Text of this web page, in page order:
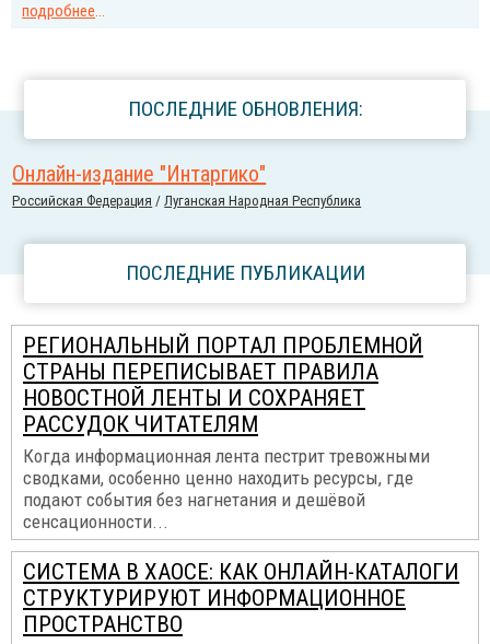
подробнее...
ПОСЛЕДНИЕ ОБНОВЛЕНИЯ:
Онлайн-издание "Интаргико"
Российcкая Федерация /Луганская Народная Республика
ПОСЛЕДНИЕ ПУБЛИКАЦИИ
РЕГИОНАЛЬНЫЙ ПОРТАЛ ПРОБЛЕМНОЙ
СТРАНЫ ПЕРЕПИСЫВАЕТ ПРАВИЛА
НОВОСТНОЙ ЛЕНТЫ И СОХРАНЯЕТ
РАССУДОК ЧИТАТЕЛЯМ
Когда информационная лента пестрит тревожными
сводками, особенно ценно находить ресурсы, где
подают события без нагнетания и дешёвой
сенсационности...
СИСТЕМА В ХАОСЕ: КАК ОНЛАЙН-КАТАЛОГИ
СТРУКТУРИРУЮТ ИНФОРМАЦИОННОЕ
ПРОСТРАНСТВО